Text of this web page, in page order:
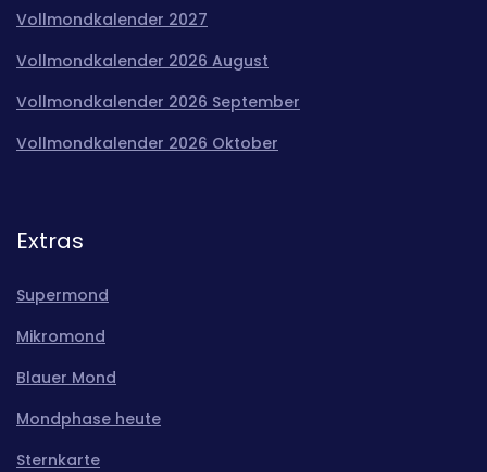
Vollmondkalender 2027
Vollmondkalender 2026 August
Vollmondkalender 2026 September
Vollmondkalender 2026 Oktober
Extras
Supermond
Mikromond
Blauer Mond
Mondphase heute
Sternkarte